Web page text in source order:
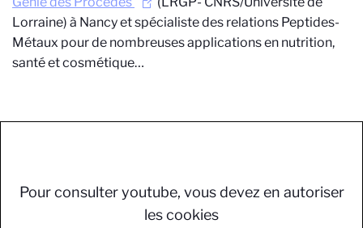
Lorraine) à Nancy et spécialiste des relations Peptides-
Métaux pour de nombreuses applications en nutrition,
santé et cosmétique…
Pour consulter youtube, vous devez en autoriser
les cookies